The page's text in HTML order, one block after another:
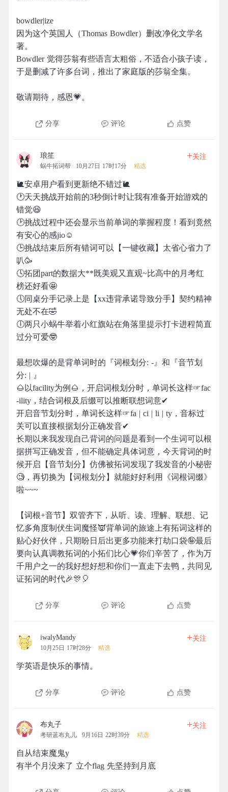
bowdler|ize
因为这个英国人（Thomas Bowdler）删改净化文学名
著。
Bowdler 觉得莎翁有些语言太粗俗，不适合小孩子读，
于是删减了许多台词，推出了家庭版的莎翁全集。
敬请期待，感恩💗。
分享 评论 点赞
琅笙
蜗牛拓词帮 10月27日 17时17分 精选
+关注
🐌安卓用户看到更新绝不错过🐌
🕐天天挑战开始前的3秒倒计时让我有准备开始游戏的
错觉😆
🕑挑战过程中还会显示当前单词的掌握程度！看到竟然
有安心的感jio☺️
🕒挑战结束后所有错词可以【一键收藏】太省心省力了
叭🥳
🕓拓团part的数据大**既美观又直观~比高中的月考红
榜还好看🤩
🕔同桌分手记录上是【xx违背承诺导致分手】契约精神
无处不在🤣
🕕两只小蜗牛举着小红旗站在角落里提示打卡进程简直
过分可爱🤓
最想吹爆的是背单词时的『词根划分: -』和『音节划
分: | 』
🌰以facility为例🌰，开启词根划分时，单词长这样☞fac
-ility，结合词根及后缀可以推断联想词意✔
开启音节划分时，单词长这样☞fa | ci | li | ty，音标过
关可以直接根据划分正确发音✔
长期以来我发现自己背词的问题是看到一个生词可以根
据拼写正确发音，但不能确定具体词意，今天背词的时
候开启【音节划分】仿佛被拓词发现了我发音的小秘密
🧐，再切换为【词根划分】就能好好利用《词根词缀》
啦~~~
【词根+音节】双管齐下，从听、读、理解、联想、记
忆多角度制伏生词魔怪👿背单词的旅途上有拓词这样的
贴心好伙伴，只期盼日后出更多功能来打劫口袋🤪最后
要向认真调教拓词的小拓们比心💗你们辛苦了，作为万
千用户之一的我好想好想和你们一直走下去鸭，共同见
证拓词的时代🎉🎊🎈
分享 评论 点赞
iwalyMandy
10月25日 17时28分 精选
+关注
学英语是快乐的事情。
分享 评论 点赞
布丸子
考研蓝布丸儿 9月16日 22时39分 精选
+关注
自从结束魔鬼y
有半个月没来了 立个flag 先坚持到月底